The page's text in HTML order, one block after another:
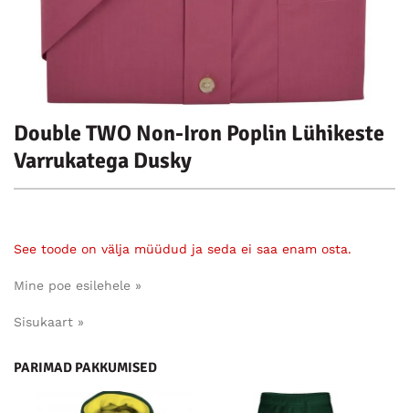
Double TWO Non-Iron Poplin Lühikeste
Varrukatega Dusky
See toode on välja müüdud ja seda ei saa enam osta.
Mine poe esilehele »
Sisukaart »
PARIMAD PAKKUMISED